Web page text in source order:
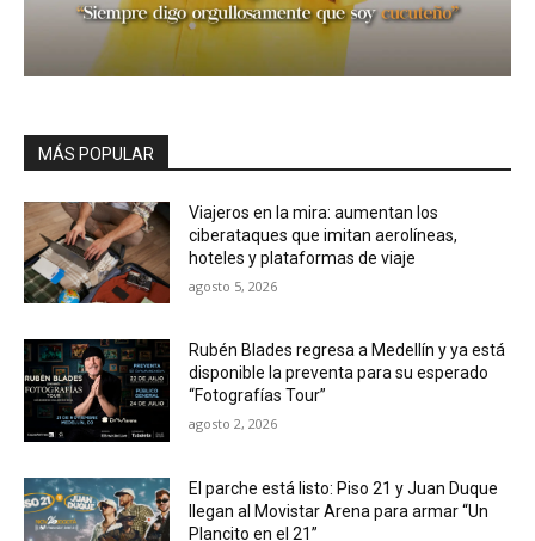
MÁS POPULAR
Viajeros en la mira: aumentan los
ciberataques que imitan aerolíneas,
hoteles y plataformas de viaje
agosto 5, 2026
Rubén Blades regresa a Medellín y ya está
disponible la preventa para su esperado
“Fotografías Tour”
agosto 2, 2026
El parche está listo: Piso 21 y Juan Duque
llegan al Movistar Arena para armar “Un
Plancito en el 21”